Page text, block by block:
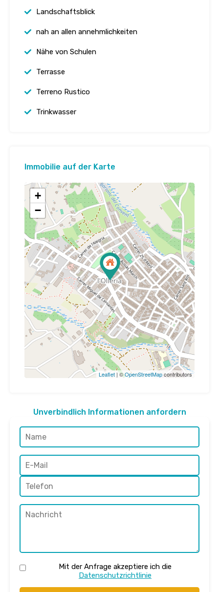
Landschaftsblick
nah an allen annehmlichkeiten
Nähe von Schulen
Terrasse
Terreno Rustico
Trinkwasser
Immobilie auf der Karte
+
−
Leaflet | ©OpenStreetMapcontributors
Unverbindlich Informationen anfordern
Mit der Anfrage akzeptiere ich die
Datenschutzrichtlinie